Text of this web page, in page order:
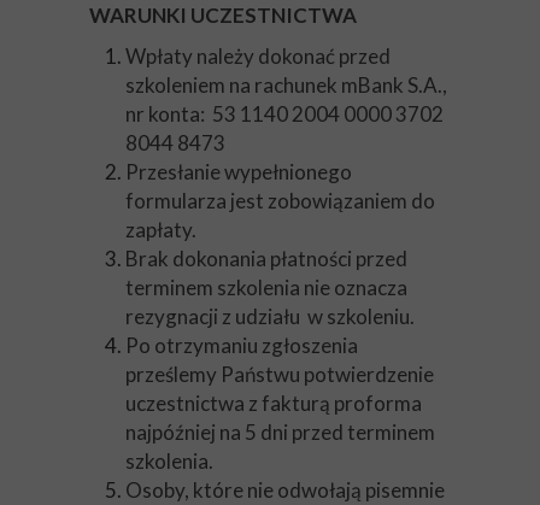
WARUNKI UCZESTNICTWA
Wpłaty należy dokonać przed
szkoleniem na rachunek mBank S.A.,
nr konta: 53 1140 2004 0000 3702
8044 8473
Przesłanie wypełnionego
formularza jest zobowiązaniem do
zapłaty.
Brak dokonania płatności przed
terminem szkolenia nie oznacza
rezygnacji z udziału w szkoleniu.
Po otrzymaniu zgłoszenia
prześlemy Państwu potwierdzenie
uczestnictwa z fakturą proforma
najpóźniej na 5 dni przed terminem
szkolenia.
Osoby, które nie odwołają pisemnie